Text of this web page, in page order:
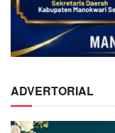
ADVERTORIAL